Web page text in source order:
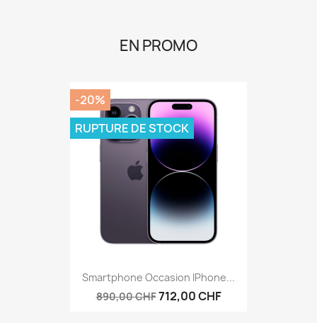
EN PROMO
Smartphone Occasion IPhone...
890,00 CHF712,00 CHF
-20%
RUPTURE DE STOCK